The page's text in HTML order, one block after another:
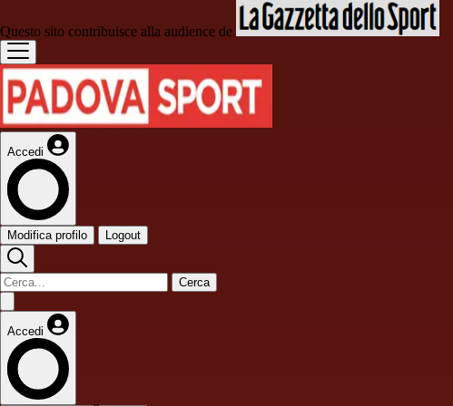
Questo sito contribuisce alla audience de
Accedi
Modifica profilo Logout
Cerca
Accedi